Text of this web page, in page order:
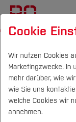
Campus
Einrichtungen
Cookie
Wir nutzen Cookies
Marketingzwecke. In
mehr darüber, wie
wie Sie uns
welche Cookies wir
annehmen.